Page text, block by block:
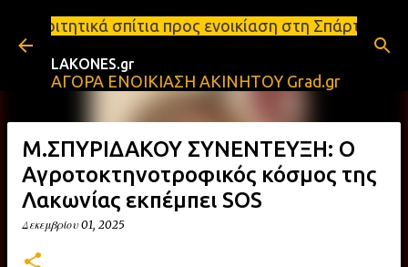
Μετάβαση στο κύριο περιεχόμενο
προς ενοικίαση στη Σπάρτη Ενοικιάσεις
LAKONES.gr
ΑΓΟΡΑ ΕΝΟΙΚΙΑΣΗ ΑΚΙΝΗΤΟΥ Grad.gr
Μ.ΣΠΥΡΙΔΑΚΟΥ ΣΥΝΕΝΤΕΥΞΗ: Ο
Αγροτοκτηνοτροφικός κόσμος της
Λακωνίας εκπέμπει SOS
Δεκεμβρίου 01, 2025